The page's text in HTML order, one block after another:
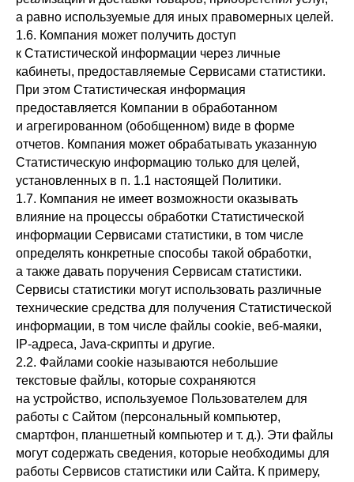
а равно используемые для иных правомерных целей.
1.6. Компания может получить доступ
к Статистической информации через личные
кабинеты, предоставляемые Сервисами статистики.
При этом Статистическая информация
предоставляется Компании в обработанном
и агрегированном (обобщенном) виде в форме
отчетов. Компания может обрабатывать указанную
Статистическую информацию только для целей,
установленных в п. 1.1 настоящей Политики.
1.7. Компания не имеет возможности оказывать
влияние на процессы обработки Статистической
информации Сервисами статистики, в том числе
определять конкретные способы такой обработки,
а также давать поручения Сервисам статистики.
Сервисы статистики могут использовать различные
технические средства для получения Статистической
информации, в том числе файлы cookie, веб-маяки,
IP-адреса, Java-скрипты и другие.
2.2. Файлами cookie называются небольшие
текстовые файлы, которые сохраняются
на устройство, используемое Пользователем для
работы с Сайтом (персональный компьютер,
смартфон, планшетный компьютер и т. д.). Эти файлы
могут содержать сведения, которые необходимы для
работы Сервисов статистики или Сайта. К примеру,